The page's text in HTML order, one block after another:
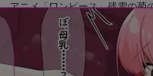
アニメ「ワンピース」残雪の菊
台詞をまとめていきます。